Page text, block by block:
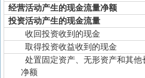
经营活动产生的现金流量净额
投资活动产生的现金流量
收回投资收到的现金
取得投资收益收到的现金
处置固定资产、无形资产和其他
净额